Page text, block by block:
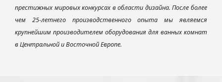
престижных мировых конкурсах в области дизайна. После более
чем 25-летнего производственного опыта мы являемся
крупнейшим производителем оборудования для ванных комнат
в Центральной и Восточной Европе.